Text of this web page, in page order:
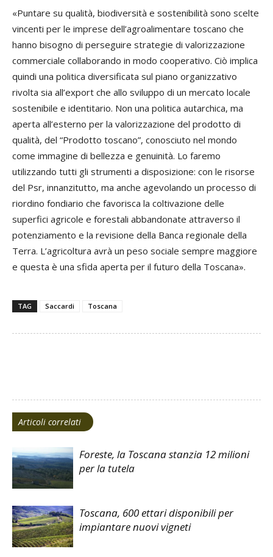
«Puntare su qualità, biodiversità e sostenibilità sono scelte
vincenti per le imprese dell’agroalimentare toscano che
hanno bisogno di perseguire strategie di valorizzazione
commerciale collaborando in modo cooperativo. Ciò implica
quindi una politica diversificata sul piano organizzativo
rivolta sia all’export che allo sviluppo di un mercato locale
sostenibile e identitario. Non una politica autarchica, ma
aperta all’esterno per la valorizzazione del prodotto di
qualità, del “Prodotto toscano”, conosciuto nel mondo
come immagine di bellezza e genuinità. Lo faremo
utilizzando tutti gli strumenti a disposizione: con le risorse
del Psr, innanzitutto, ma anche agevolando un processo di
riordino fondiario che favorisca la coltivazione delle
superfici agricole e forestali abbandonate attraverso il
potenziamento e la revisione della Banca regionale della
Terra. L’agricoltura avrà un peso sociale sempre maggiore
e questa è una sfida aperta per il futuro della Toscana».
TAG Saccardi Toscana
Articoli correlati
Foreste, la Toscana stanzia 12 milioni
per la tutela
Toscana, 600 ettari disponibili per
impiantare nuovi vigneti